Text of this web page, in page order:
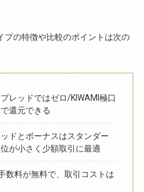
プの特徴や比較のポイントは次の
レッドではゼロ/KIWAMI極口
還元できる
ドとボーナスはスタンダー
が小さく少額取引に最適
数料が無料で、取引コストは